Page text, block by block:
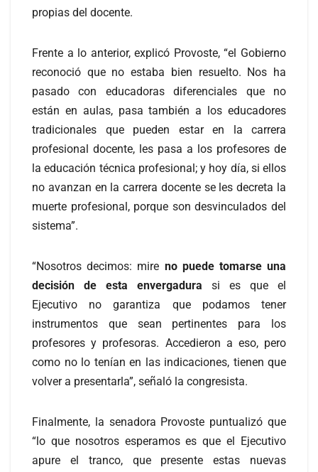
propias del docente.
Frente a lo anterior, explicó Provoste, “el Gobierno
reconoció que no estaba bien resuelto. Nos ha
pasado con educadoras diferenciales que no
están en aulas, pasa también a los educadores
tradicionales que pueden estar en la carrera
profesional docente, les pasa a los profesores de
la educación técnica profesional; y hoy día, si ellos
no avanzan en la carrera docente se les decreta la
muerte profesional, porque son desvinculados del
sistema”.
“Nosotros decimos: mire no puede tomarse una
decisión de esta envergadura si es que el
Ejecutivo no garantiza que podamos tener
instrumentos que sean pertinentes para los
profesores y profesoras. Accedieron a eso, pero
como no lo tenían en las indicaciones, tienen que
volver a presentarla”, señaló la congresista.
Finalmente, la senadora Provoste puntualizó que
“lo que nosotros esperamos es que el Ejecutivo
apure el tranco, que presente estas nuevas